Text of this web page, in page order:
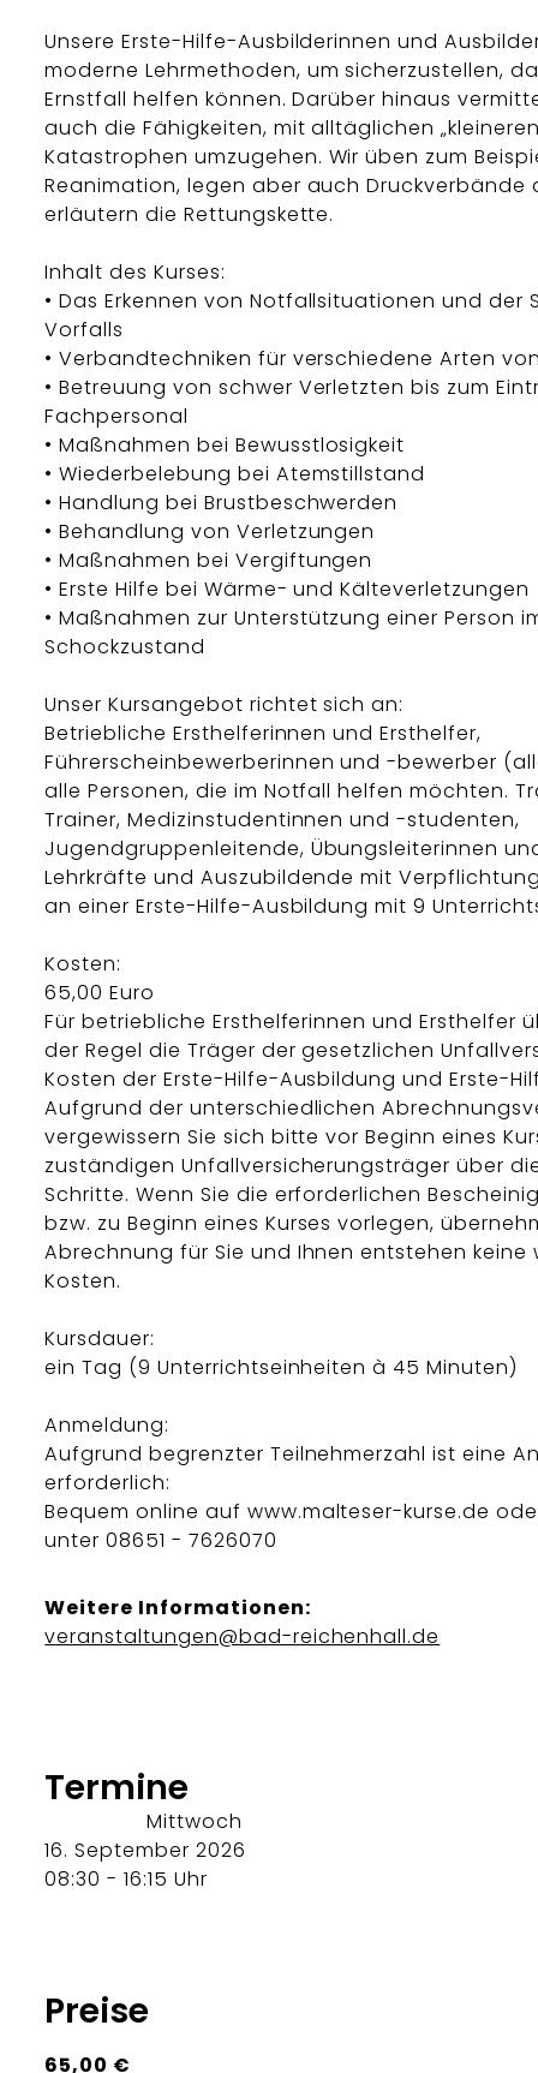
Unsere Erste-Hilfe-Ausbilderinnen und
moderne Lehrmethoden, um sicherzustellen,
Ernstfall helfen können. Darüber hinaus
auch die Fähigkeiten, mit alltäglichen
Katastrophen umzugehen. Wir üben zum
Reanimation, legen aber auch Druckverbände
erläutern die Rettungskette.
Inhalt des Kurses:
• Das Erkennen von Notfallsituationen und der
Vorfalls
• Verbandtechniken für verschiedene Arten
• Betreuung von schwer Verletzten bis zum
Fachpersonal
• Maßnahmen bei Bewusstlosigkeit
• Wiederbelebung bei Atemstillstand
• Handlung bei Brustbeschwerden
• Behandlung von Verletzungen
• Maßnahmen bei Vergiftungen
• Erste Hilfe bei Wärme- und Kälteverletzungen
• Maßnahmen zur Unterstützung einer Person
Schockzustand
Unser Kursangebot richtet sich an:
Betriebliche Ersthelferinnen und Ersthelfer,
Führerscheinbewerberinnen und -bewerber
alle Personen, die im Notfall helfen möchten.
Trainer, Medizinstudentinnen und -studenten,
Jugendgruppenleitende, Übungsleiterinnen
Lehrkräfte und Auszubildende mit
an einer Erste-Hilfe-Ausbildung mit 9
Kosten:
65,00 Euro
Für betriebliche Ersthelferinnen und Ersthelfer
der Regel die Träger der gesetzlichen
Kosten der Erste-Hilfe-Ausbildung und Erste-
Aufgrund der unterschiedlichen
vergewissern Sie sich bitte vor Beginn eines
zuständigen Unfallversicherungsträger über
Schritte. Wenn Sie die erforderlichen
bzw. zu Beginn eines Kurses vorlegen,
Abrechnung für Sie und Ihnen entstehen keine
Kosten.
Kursdauer:
ein Tag (9 Unterrichtseinheiten à 45 Minuten)
Anmeldung:
Aufgrund begrenzter Teilnehmerzahl ist eine
erforderlich:
Bequem online auf www.malteser-kurse.de
unter 08651 - 7626070
Weitere Informationen:
veranstaltungen@bad-reichenhall.de
Termine
Mittwoch
16. September 2026
08:30 - 16:15 Uhr
Preise
65,00 €